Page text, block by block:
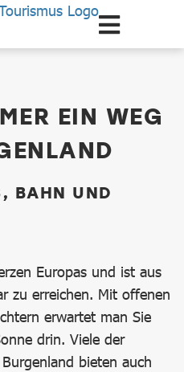
EIN WEG
BAHN UND
Europas und ist aus
zu erreichen. Mit offenen
erwartet man Sie
drin. Viele der
bieten auch